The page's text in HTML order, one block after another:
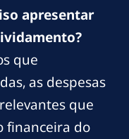
apresentar
que
as despesas
que
financeira do